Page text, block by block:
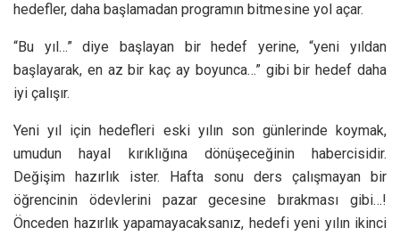
hedefler, daha başlamadan programın bitmesine yol açar.
“Bu yıl…” diye başlayan bir hedef yerine, “yeni yıldan
başlayarak, en az bir kaç ay boyunca…” gibi bir hedef daha
iyi çalışır.
Yeni yıl için hedefleri eski yılın son günlerinde koymak,
umudun hayal kırıklığına dönüşeceğinin habercisidir.
Değişim hazırlık ister. Hafta sonu ders çalışmayan bir
öğrencinin ödevlerini pazar gecesine bırakması gibi…!
Önceden hazırlık yapamayacaksanız, hedefi yeni yılın ikinci